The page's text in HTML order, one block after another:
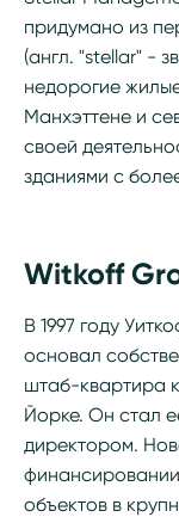
придумано из
(англ. "stellar" -
недорогие
Манхэттене и
своей
зданиями с
Witkoff
В 1997 году
основал
штаб-квартира
Йорке. Он стал
директором.
объектов в